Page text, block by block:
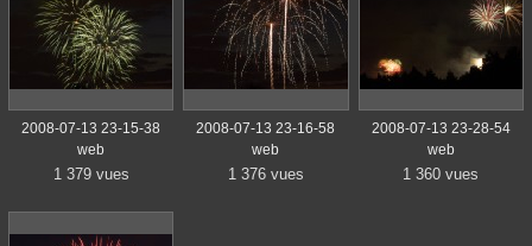
2008-07-13 23-15-38
web
1 379 vues
2008-07-13 23-16-58
web
1 376 vues
2008-07-13 23-28-54
web
1 360 vues